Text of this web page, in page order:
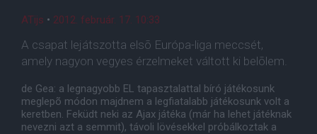
ATijs • 2012. február. 17. 10:33
A csapat lejátszotta elsõ Európa-liga meccsét,
amely nagyon vegyes érzelmeket váltott ki belõlem.
de Gea: a legnagyobb EL tapasztalattal bíró játékosunk
meglepõ módon majdnem a legfiatalabb játékosunk volt a
keretben. Feküdt neki az Ajax játéka (már ha lehet játéknak
nevezni azt a semmit), távoli lövésekkel próbálkoztak a